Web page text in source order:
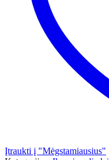
Įtraukti į "Mėgstamiausius"